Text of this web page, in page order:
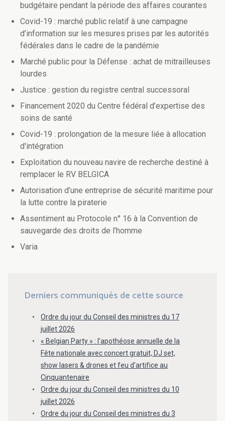
budgétaire pendant la période des affaires courantes
Covid-19 : marché public relatif à une campagne
d’information sur les mesures prises par les autorités
fédérales dans le cadre de la pandémie
Marché public pour la Défense : achat de mitrailleuses
lourdes
Justice : gestion du registre central successoral
Financement 2020 du Centre fédéral d’expertise des
soins de santé
Covid-19 : prolongation de la mesure liée à allocation
d'intégration
Exploitation du nouveau navire de recherche destiné à
remplacer le RV BELGICA
Autorisation d’une entreprise de sécurité maritime pour
la lutte contre la piraterie
Assentiment au Protocole n° 16 à la Convention de
sauvegarde des droits de l’homme
Varia
Derniers communiqués de cette source
Ordre du jour du Conseil des ministres du 17
juillet 2026
« Belgian Party » : l’apothéose annuelle de la
Fête nationale avec concert gratuit, DJ set,
show lasers & drones et feu d’artifice au
Cinquantenaire
Ordre du jour du Conseil des ministres du 10
juillet 2026
Ordre du jour du Conseil des ministres du 3